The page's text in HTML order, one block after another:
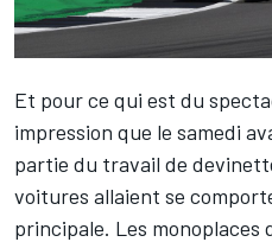
Et pour ce qui est du
impression que le samedi
partie du travail de
voitures allaient se
principale. Les monoplaces